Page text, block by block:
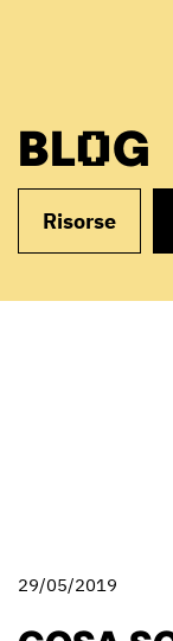
BLOG
Risorse
29/05/2019